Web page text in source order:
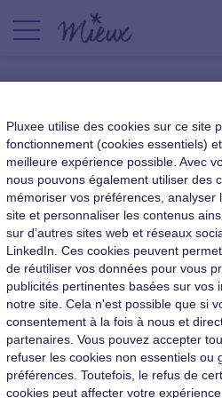
Transformation
aperçu des
|23 janvier 2016
Pluxee utilise des cookies sur ce site
fonctionnement (cookies essentiels)
meilleure expérience possible. Avec
nous pouvons également utiliser des
mémoriser vos préférences, analyser
site et personnaliser les contenus
sur d’autres sites web et réseaux
LinkedIn. Ces cookies peuvent
de réutiliser vos données pour vous
publicités pertinentes basées sur vos
notre site. Cela n'est possible que si
consentement à la fois à nous et
partenaires. Vous pouvez accepter
refuser les cookies non essentiels ou
préférences. Toutefois, le refus de
cookies peut affecter votre